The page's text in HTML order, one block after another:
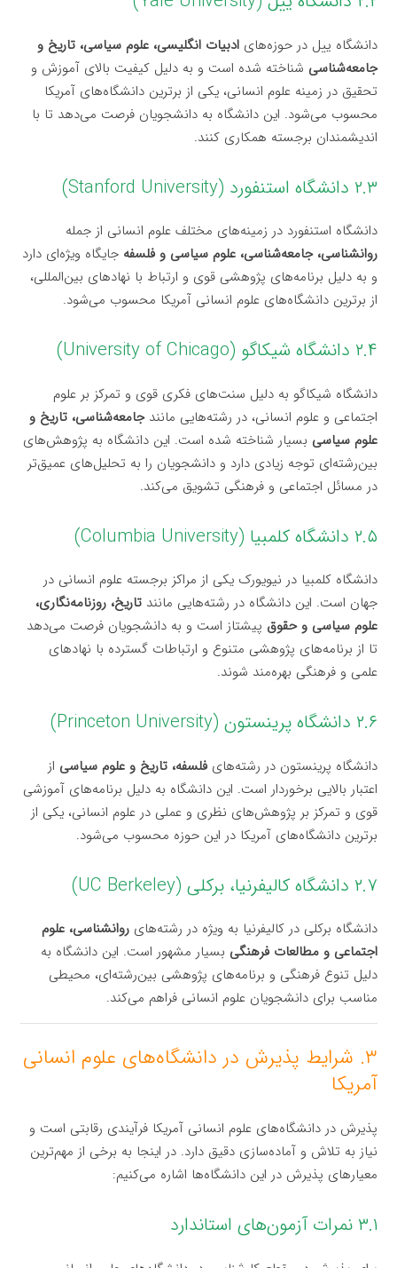
دانشگاه ییل در حوزه‌هایادبیات انگلیسی، علوم سیاسی، تاریخ و
جامعه‌شناسی شناخته شده است و به دلیل کیفیت بالای آموزش و
تحقیق در زمینه علوم انسانی، یکی از برترین دانشگاه‌های آمریکا
محسوب می‌شود. این دانشگاه به دانشجویان فرصت می‌دهد تا با
اندیشمندان برجسته همکاری کنند.
۲.۳ دانشگاه استنفورد (Stanford University)
دانشگاه استنفورد در زمینه‌های مختلف علوم انسانی از جمله
روانشناسی، جامعه‌شناسی، علوم سیاسی و فلسفه جایگاه ویژه‌ای دارد
و به دلیل برنامه‌های پژوهشی قوی و ارتباط با نهادهای بین‌المللی،
از برترین دانشگاه‌های علوم انسانی آمریکا محسوب می‌شود.
۲.۴ دانشگاه شیکاگو (University of Chicago)
دانشگاه شیکاگو به دلیل سنت‌های فکری قوی و تمرکز بر علوم
اجتماعی و علوم انسانی، در رشته‌هایی مانندجامعه‌شناسی، تاریخ و
علوم سیاسی بسیار شناخته شده است. این دانشگاه به پژوهش‌های
بین‌رشته‌ای توجه زیادی دارد و دانشجویان را به تحلیل‌های عمیق‌تر
در مسائل اجتماعی و فرهنگی تشویق می‌کند.
۲.۵ دانشگاه کلمبیا (Columbia University)
دانشگاه کلمبیا در نیویورک یکی از مراکز برجسته علوم انسانی در
جهان است. این دانشگاه در رشته‌هایی مانندتاریخ، روزنامه‌نگاری،
علوم سیاسی و حقوق پیشتاز است و به دانشجویان فرصت می‌دهد
تا از برنامه‌های پژوهشی متنوع و ارتباطات گسترده با نهادهای
علمی و فرهنگی بهره‌مند شوند.
۲.۶ دانشگاه پرینستون (Princeton University)
دانشگاه پرینستون در رشته‌هایفلسفه، تاریخ و علوم سیاسی از
اعتبار بالایی برخوردار است. این دانشگاه به دلیل برنامه‌های آموزشی
قوی و تمرکز بر پژوهش‌های نظری و عملی در علوم انسانی، یکی از
برترین دانشگاه‌های آمریکا در این حوزه محسوب می‌شود.
۲.۷ دانشگاه کالیفرنیا، برکلی (UC Berkeley)
دانشگاه برکلی در کالیفرنیا به ویژه در رشته‌هایروانشناسی، علوم
اجتماعی و مطالعات فرهنگی بسیار مشهور است. این دانشگاه به
دلیل تنوع فرهنگی و برنامه‌های پژوهشی بین‌رشته‌ای، محیطی
مناسب برای دانشجویان علوم انسانی فراهم می‌کند.
۳. شرایط پذیرش در دانشگاه‌های علوم انسانی
آمریکا
پذیرش در دانشگاه‌های علوم انسانی آمریکا فرآیندی رقابتی است و
نیاز به تلاش و آماده‌سازی دقیق دارد. در اینجا به برخی از مهم‌ترین
معیارهای پذیرش در این دانشگاه‌ها اشاره می‌کنیم:
۳.۱ نمرات آزمون‌های استاندارد